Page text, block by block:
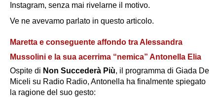
Instagram, senza mai rivelarne il motivo.
Ve ne avevamo parlato in questo articolo.
Maretta e conseguente affondo tra Alessandra
Mussolini e la sua acerrima “nemica” Antonella Elia
Ospite di Non Succederà Più, il programma di Giada De
Miceli su Radio Radio, Antonella ha finalmente spiegato
la ragione del suo gesto: